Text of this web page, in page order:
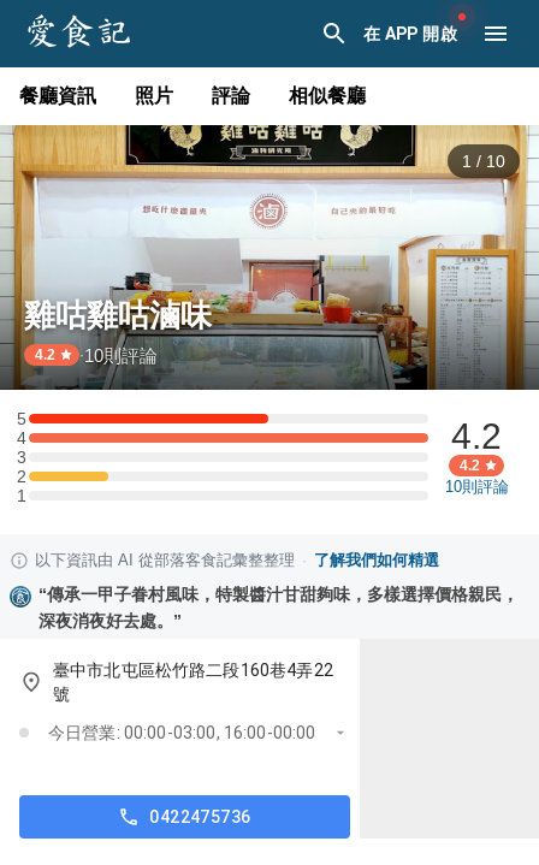
在 APP 開啟
餐廳資訊 照片 評論 相似餐廳
1 / 10
雞咕雞咕滷味
4.2 ·10則評論
5
5 星：3 則評論
4
4 星：5 則評論
3
3 星：0 則評論
2
2 星：1 則評論
11 星：0 則評論
4.2
4.2
10則評論
以下資訊由 AI 從部落客食記彙整整理 · 了解我們如何精選
“傳承一甲子眷村風味，特製醬汁甘甜夠味，多樣選擇價格親民，
深夜消夜好去處。 ”
臺中市北屯區松竹路二段160巷4弄22
號
今日營業: 00:00-03:00, 16:00-00:00
0422475736